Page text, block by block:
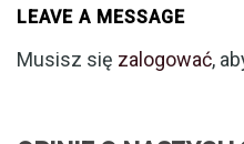
LEAVE A MESSAGE
Musisz się zalogować,